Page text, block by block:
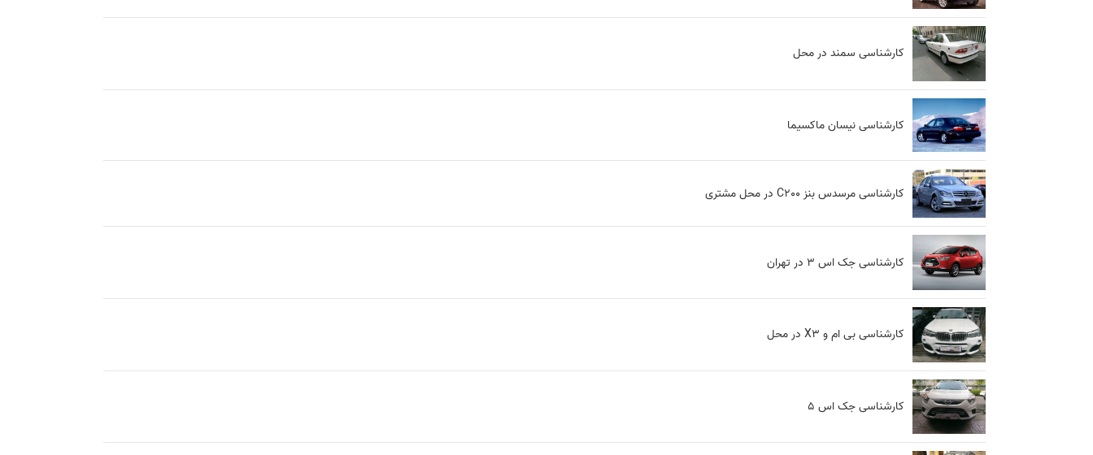
کارشناسی سمند در محل
کارشناسی نیسان ماکسیما
کارشناسی مرسدس بنز C200 در محل مشتری
کارشناسی جک اس 3 در تهران
کارشناسی بی ام و X3 در محل
کارشناسی جک اس 5